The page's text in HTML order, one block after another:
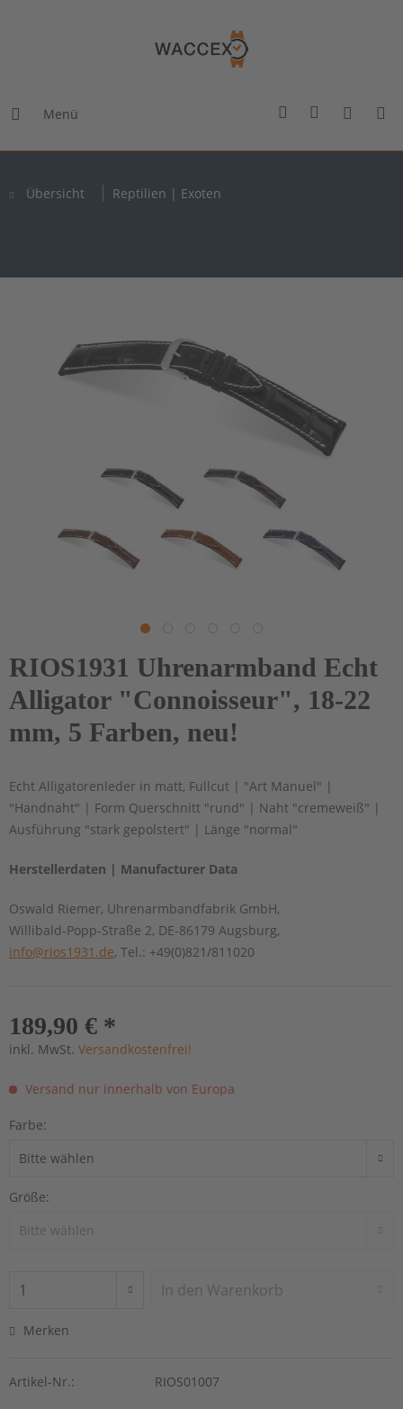
Menü
Übersicht Reptilien | Exoten
RIOS1931 Uhrenarmband Echt
Alligator "Connoisseur", 18-22
mm, 5 Farben, neu!
Echt Alligatorenleder in matt, Fullcut | "Art Manuel" |
"Handnaht" | Form Querschnitt "rund" | Naht "cremeweiß" |
Ausführung "stark gepolstert" | Länge "normal"
Herstellerdaten | Manufacturer Data
Oswald Riemer, Uhrenarmbandfabrik GmbH,
Willibald-Popp-Straße 2, DE-86179 Augsburg,
info@rios1931.de, Tel.: +49(0)821/811020
189,90 € *
inkl. MwSt. Versandkostenfrei!
Versand nur innerhalb von Europa
Farbe:
Größe:
In den Warenkorb
Merken
Artikel-Nr.: RIOS01007